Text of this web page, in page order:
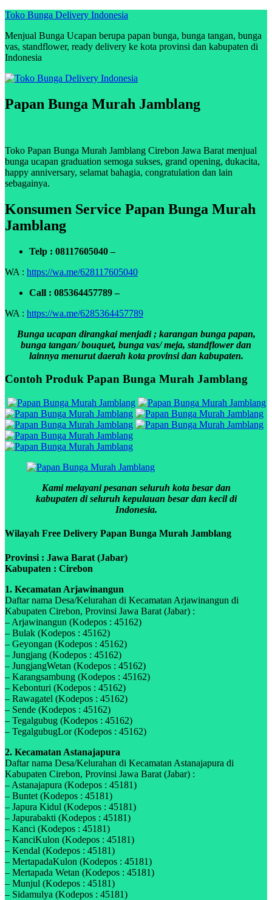
Skip
content
Toko Bunga Delivery Indonesia
Menjual Bunga Ucapan berupa papan bunga, bunga tangan, bunga
vas, standflower, ready delivery ke kota provinsi dan kabupaten di
Indonesia
Papan Bunga Murah Jamblang
Toko Papan Bunga Murah Jamblang Cirebon Jawa Barat menjual
bunga ucapan graduation semoga sukses, grand opening, dukacita,
happy anniversary, selamat bahagia, congratulation dan lain
sebagainya.
Konsumen Service Papan Bunga Murah
Jamblang
Telp : 08117605040 –
WA : https://wa.me/628117605040
Call : 085364457789 –
WA : https://wa.me/6285364457789
Bunga ucapan dirangkai menjadi ; karangan bunga papan,
bunga tangan/ bouquet, bunga vas/ meja, standflower dan
lainnya menurut daerah kota provinsi dan kabupaten.
Contoh Produk Papan Bunga Murah Jamblang
Kami melayani pesanan seluruh kota besar dan
kabupaten di seluruh kepulauan besar dan kecil di
Indonesia.
Wilayah Free Delivery Papan Bunga Murah Jamblang
Provinsi : Jawa Barat (Jabar)
Kabupaten : Cirebon
1. Kecamatan Arjawinangun
Daftar nama Desa/Kelurahan di Kecamatan Arjawinangun di
Kabupaten Cirebon, Provinsi Jawa Barat (Jabar) :
– Arjawinangun (Kodepos : 45162)
– Bulak (Kodepos : 45162)
– Geyongan (Kodepos : 45162)
– Jungjang (Kodepos : 45162)
– JungjangWetan (Kodepos : 45162)
– Karangsambung (Kodepos : 45162)
– Kebonturi (Kodepos : 45162)
– Rawagatel (Kodepos : 45162)
– Sende (Kodepos : 45162)
– Tegalgubug (Kodepos : 45162)
– TegalgubugLor (Kodepos : 45162)
2. Kecamatan Astanajapura
Daftar nama Desa/Kelurahan di Kecamatan Astanajapura di
Kabupaten Cirebon, Provinsi Jawa Barat (Jabar) :
– Astanajapura (Kodepos : 45181)
– Buntet (Kodepos : 45181)
– Japura Kidul (Kodepos : 45181)
– Japurabakti (Kodepos : 45181)
– Kanci (Kodepos : 45181)
– KanciKulon (Kodepos : 45181)
– Kendal (Kodepos : 45181)
– MertapadaKulon (Kodepos : 45181)
– Mertapada Wetan (Kodepos : 45181)
– Munjul (Kodepos : 45181)
– Sidamulya (Kodepos : 45181)